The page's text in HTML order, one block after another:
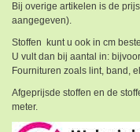
Bij overige artikelen is de
aangegeven).
Stoffen kunt u ook in cm
U vult dan bij aantal in:
Fournituren zoals lint, band,
Afgeprijsde stoffen en de
meter.